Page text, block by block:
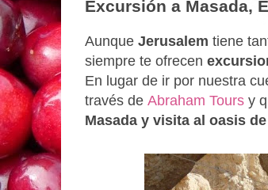
Excursión a Masada,
Aunque Jerusalem tiene
siempre te ofrecen
En lugar de ir por nuestra
través de Abraham Tours y
Masada y visita al oasis